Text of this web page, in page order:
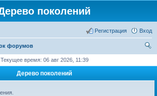
поколений
Вход
Регистрация
форумов
Текущее время: 06 авг 2026, 11:39
Дерево поколений